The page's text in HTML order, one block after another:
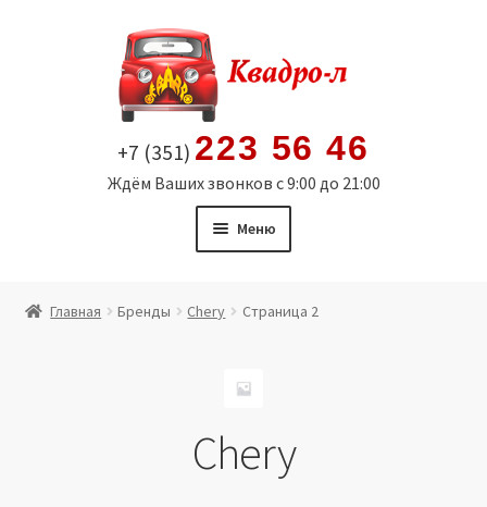
содержимому
+7 (351) 223 56 46
Ждём Ваших звонков с 9:00 до 21:00
Меню
Политика в отношении обработки персональных
Главная Бренды Chery Страница 2
Chery